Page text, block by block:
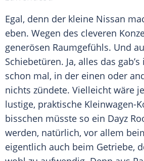
Egal, denn der kleine Nissan
eben. Wegen des cleveren
generösen Raumgefühls. Und
Schiebetüren. Ja, alles das gab’s
schon mal, in der einen oder
nichts zündete. Vielleicht wäre
lustige, praktische Kleinwagen-
bisschen müsste so ein Dayz
werden, natürlich, vor allem
eigentlich auch beim Getriebe,